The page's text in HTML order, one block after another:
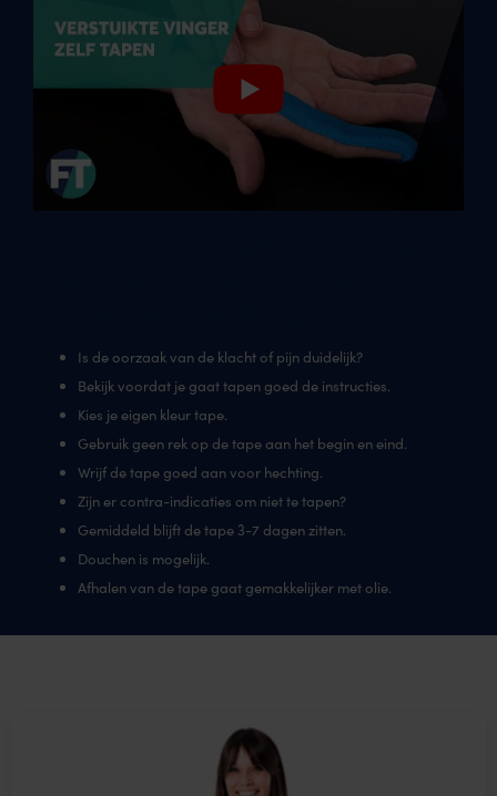
Is de oorzaak van de klacht of pijn duidelijk?
Bekijk voordat je gaat tapen goed de instructies.
Kies je eigen kleur tape.
Gebruik geen rek op de tape aan het begin en eind.
Wrijf de tape goed aan voor hechting.
Zijn er contra-indicaties om niet te tapen?
Gemiddeld blijft de tape 3-7 dagen zitten.
Douchen is mogelijk.
Afhalen van de tape gaat gemakkelijker met olie.